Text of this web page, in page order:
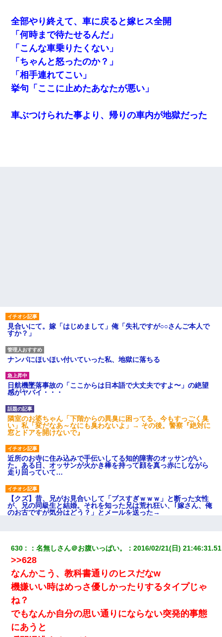
全部やり終えて、車に戻ると嫁ヒス全開
「何時まで待たせるんだ」
「こんな車乗りたくない」
「ちゃんと怒ったのか？」
「相手連れてこい」
挙句「ここに止めたあなたが悪い」
車ぶつけられた事より、帰りの車内が地獄だった
見合いにて。嫁「はじめまして」俺「失礼ですが○○さんご本人で
すか？」
ナンパにほいほい付いていった私、地獄に落ちる
日航機墜落事故の「ここからは日本語で大丈夫ですよ〜」の絶望
感がヤバイ・・・
隣室のお婆ちゃん「下階からの異臭に困ってる、今もすっごく臭
い」私「変だなあ～なにも臭わないよ」→ その後。警察『絶対に
窓とドアを開けないで』
近所のお寺に住み込みで手伝いしてる知的障害のオッサンがい
た。ある日、オッサンが火かき棒を持って顔を真っ赤にしながら
走り回っていて…
【クズ】昔、兄がお見合いして「ブスすぎｗｗｗ」と断った女性
が、兄の同級生と結婚。それを知った兄は荒れ狂い、｢嫁さん、俺
のお古ですが気分はどう？」とメールを送った→
絡無しは無理」上司「いいから付けろ！」→
ホテルに泊まったんだけど従業員が最悪だった。折角の旅行で何
故私が怒鳴られなきゃいけなかったのだ
200万を貸したコウトから、追加で400万の申し込み、私「無理。
義弟より娘たちが大事」旦那「娘たちが成人したら別れよう」私
（は？）
630 ：名無しさん＠お腹いっぱい。 ：2016/02/21(日)
>>628
なんかこう、教科書通りのヒスだなw
機嫌いい時はめっさ優しかったりするタイプじゃ
ね？
でもなんか自分の思い通りにならない突発的事態
にあうと